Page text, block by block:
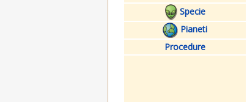
Specie
Pianeti
Procedure